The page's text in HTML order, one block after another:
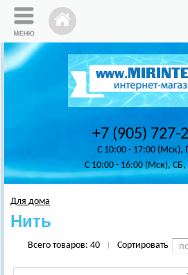
+7 (905) 727-
C 10:00 - 17:00 (Мск),
C 10:00 - 16:00 (Мск),
Для дома
Нить
Всего товаров: 40 Сортировать